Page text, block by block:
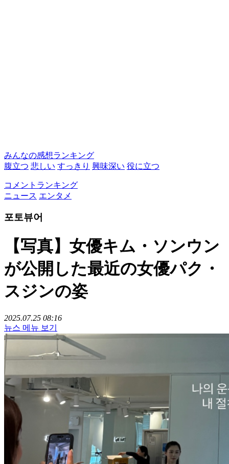
みんなの感想ランキング
腹立つ 悲しい すっきり 興味深い 役に立つ
コメントランキング
ニュース エンタメ
포토뷰어
【写真】女優キム・ソンウン
が公開した最近の女優パク・
スジンの姿
2025.07.25 08:16
뉴스 메뉴 보기